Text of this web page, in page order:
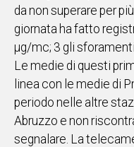
da non superare per
giornata ha fatto
µg/mc; 3 gli
Le medie di questi
linea con le medie di
periodo nelle altre
Abruzzo e non
segnalare. La